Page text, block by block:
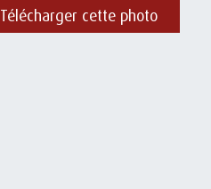
Télécharger cette photo